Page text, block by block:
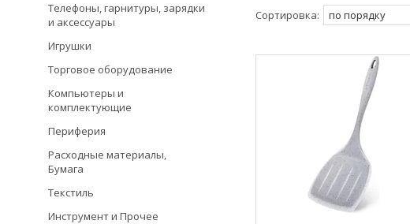
Телефоны, гарнитуры, зарядки
и аксессуары
Игрушки
Торговое оборудование
Компьютеры и
комплектующие
Периферия
Расходные материалы,
Бумага
Текстиль
Инструмент и Прочее